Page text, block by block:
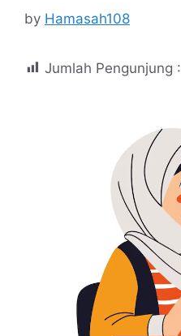
by Hamasah108
Jumlah Pengunjung :